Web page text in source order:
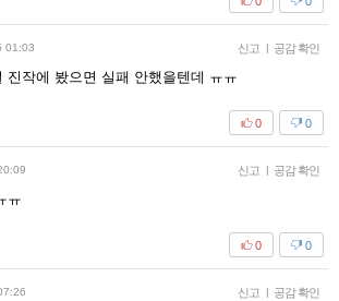
01:03 신고 | 공감 확인
진작에 봤으면 실패 안했을텐데 ㅠㅠ
0
0
신고 | 공감 확인
ㅠ
0
0
신고 | 공감 확인